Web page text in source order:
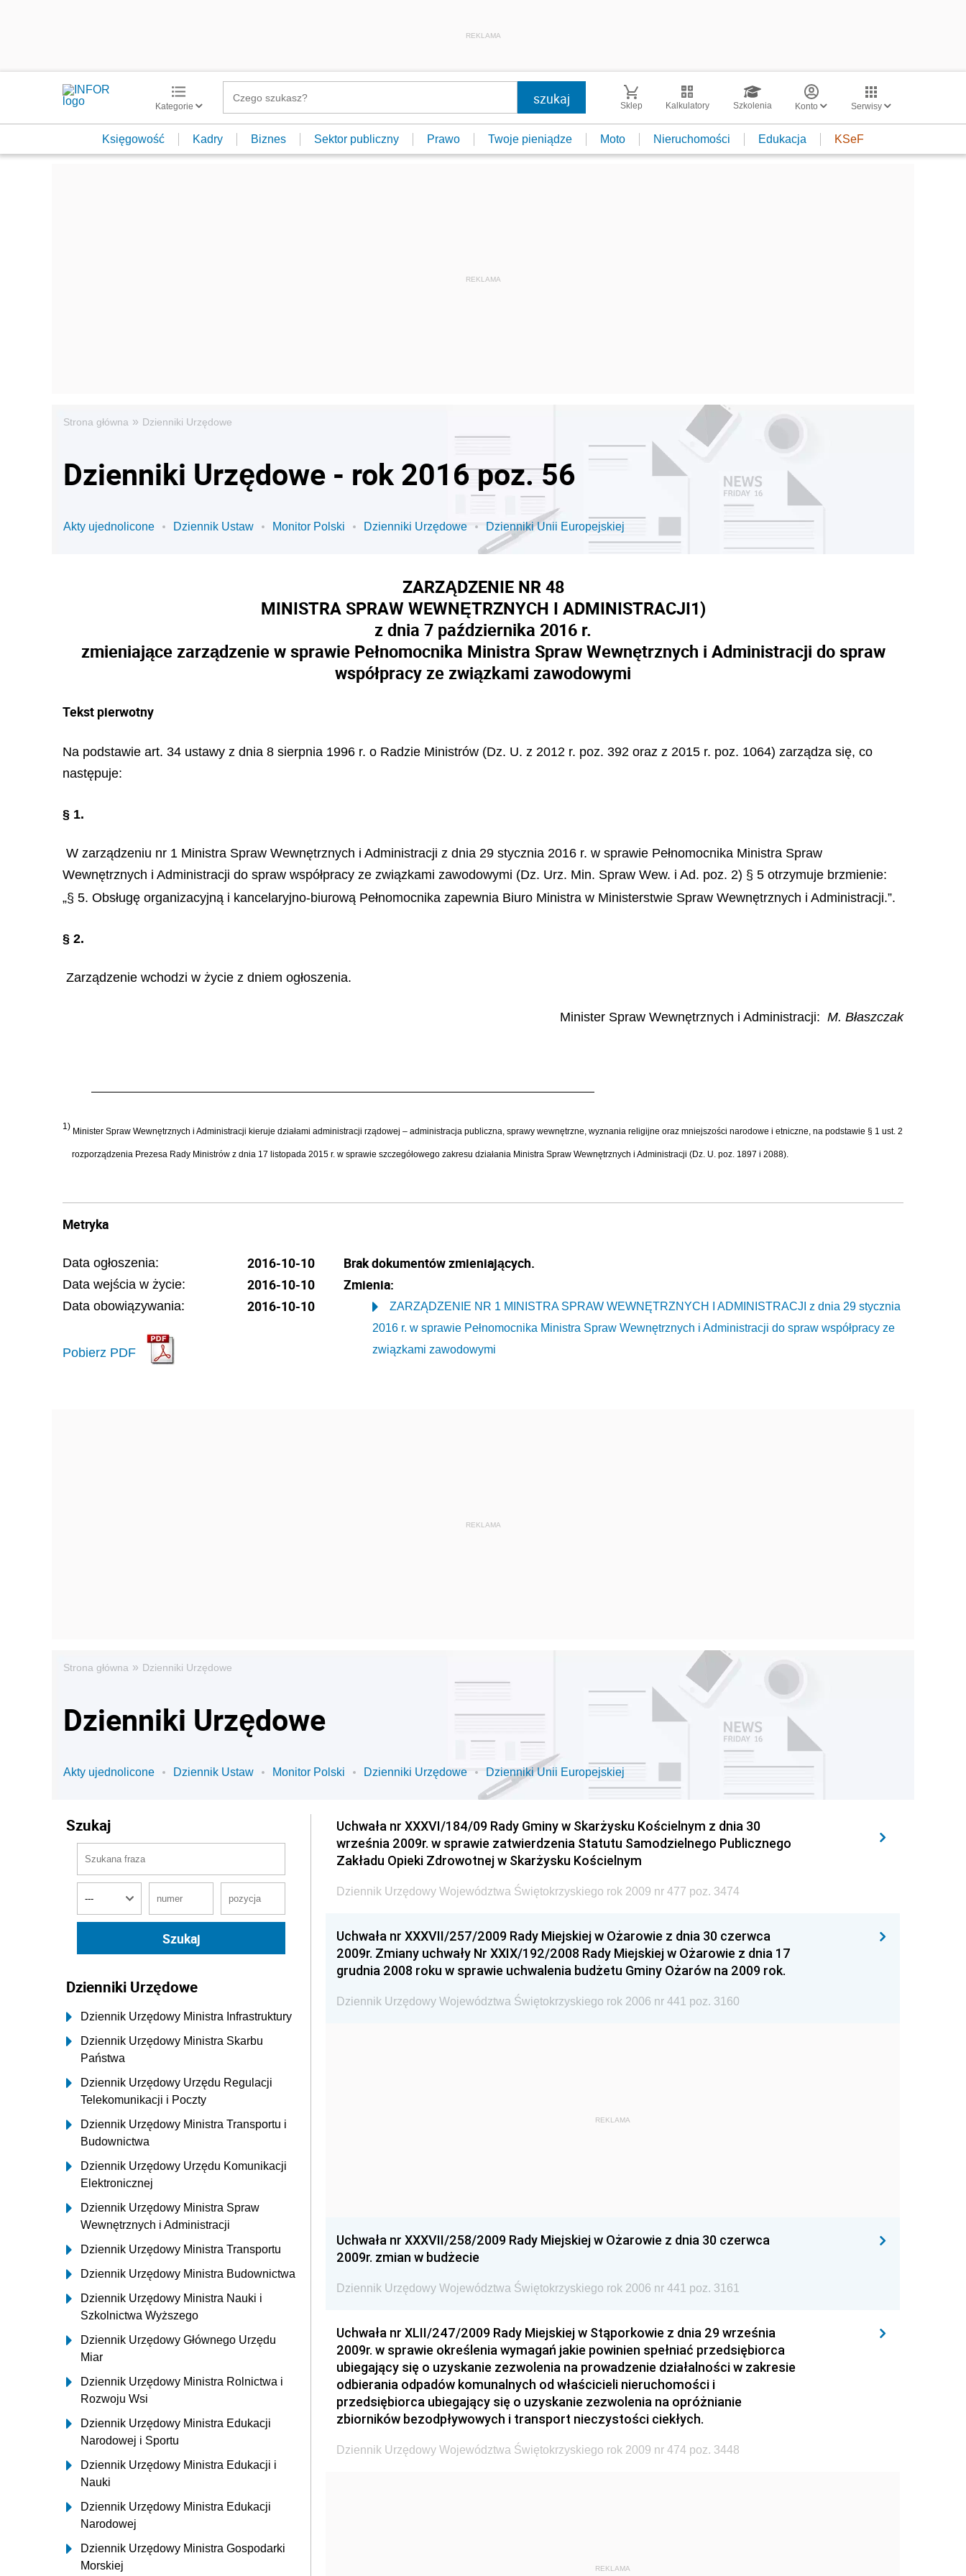
REKLAMA
Kategorie Sklep Kalkulatory Szkolenia Konto Serwisy
Księgowość Kadry Biznes Sektor publiczny Prawo Twoje pieniądze Moto Nieruchomości Edukacja KSeF
Strona główna » Dzienniki Urzędowe
Dzienniki Urzędowe - rok 2016 poz. 56
Akty ujednolicone Dziennik Ustaw Monitor Polski Dzienniki Urzędowe Dzienniki Unii Europejskiej
ZARZĄDZENIE NR 48
MINISTRA SPRAW WEWNĘTRZNYCH I ADMINISTRACJI1)
z dnia 7 października 2016 r.
zmieniające zarządzenie w sprawie Pełnomocnika Ministra Spraw Wewnętrznych i Administracji do spraw
współpracy ze związkami zawodowymi
Tekst pierwotny
Na podstawie art. 34 ustawy z dnia 8 sierpnia 1996 r. o Radzie Ministrów (Dz. U. z 2012 r. poz. 392 oraz z 2015 r. poz. 1064) zarządza się, co
następuje:
§ 1.
W zarządzeniu nr 1 Ministra Spraw Wewnętrznych i Administracji z dnia 29 stycznia 2016 r. w sprawie Pełnomocnika Ministra Spraw
Wewnętrznych i Administracji do spraw współpracy ze związkami zawodowymi (Dz. Urz. Min. Spraw Wew. i Ad. poz. 2) § 5 otrzymuje brzmienie:
„§ 5. Obsługę organizacyjną i kancelaryjno-biurową Pełnomocnika zapewnia Biuro Ministra w Ministerstwie Spraw Wewnętrznych i Administracji.”.
§ 2.
Zarządzenie wchodzi w życie z dniem ogłoszenia.
Minister Spraw Wewnętrznych i Administracji: M. Błaszczak
1) Minister Spraw Wewnętrznych i Administracji kieruje działami administracji rządowej – administracja publiczna, sprawy wewnętrzne, wyznania religijne oraz mniejszości narodowe i etniczne, na podstawie § 1 ust. 2
rozporządzenia Prezesa Rady Ministrów z dnia 17 listopada 2015 r. w sprawie szczegółowego zakresu działania Ministra Spraw Wewnętrznych i Administracji (Dz. U. poz. 1897 i 2088).
Metryka
Data ogłoszenia: 2016-10-10
Data wejścia w życie: 2016-10-10
Data obowiązywania: 2016-10-10
Pobierz PDF
Brak dokumentów zmieniających.
Zmienia:
ZARZĄDZENIE NR 1 MINISTRA SPRAW WEWNĘTRZNYCH I ADMINISTRACJI z dnia 29 stycznia
2016 r. w sprawie Pełnomocnika Ministra Spraw Wewnętrznych i Administracji do spraw współpracy ze
związkami zawodowymi
Strona główna » Dzienniki Urzędowe
Dzienniki Urzędowe
Akty ujednolicone Dziennik Ustaw Monitor Polski Dzienniki Urzędowe Dzienniki Unii Europejskiej
Szukaj
Dzienniki Urzędowe
Dziennik Urzędowy Ministra Infrastruktury
Dziennik Urzędowy Ministra Skarbu
Państwa
Dziennik Urzędowy Urzędu Regulacji
Telekomunikacji i Poczty
Dziennik Urzędowy Ministra Transportu i
Budownictwa
Dziennik Urzędowy Urzędu Komunikacji
Elektronicznej
Dziennik Urzędowy Ministra Spraw
Wewnętrznych i Administracji
Dziennik Urzędowy Ministra Transportu
Dziennik Urzędowy Ministra Budownictwa
Dziennik Urzędowy Ministra Nauki i
Szkolnictwa Wyższego
Dziennik Urzędowy Głównego Urzędu
Miar
Dziennik Urzędowy Ministra Rolnictwa i
Rozwoju Wsi
Dziennik Urzędowy Ministra Edukacji
Narodowej i Sportu
Dziennik Urzędowy Ministra Edukacji i
Nauki
Dziennik Urzędowy Ministra Edukacji
Narodowej
Dziennik Urzędowy Ministra Gospodarki
Morskiej
Uchwała nr XXXVI/184/09 Rady Gminy w Skarżysku Kościelnym z dnia 30
września 2009r. w sprawie zatwierdzenia Statutu Samodzielnego Publicznego
Zakładu Opieki Zdrowotnej w Skarżysku Kościelnym
Dziennik Urzędowy Województwa Świętokrzyskiego rok 2009 nr 477 poz. 3474
Uchwała nr XXXVII/257/2009 Rady Miejskiej w Ożarowie z dnia 30 czerwca
2009r. Zmiany uchwały Nr XXIX/192/2008 Rady Miejskiej w Ożarowie z dnia 17
grudnia 2008 roku w sprawie uchwalenia budżetu Gminy Ożarów na 2009 rok.
Dziennik Urzędowy Województwa Świętokrzyskiego rok 2006 nr 441 poz. 3160
REKLAMA
Uchwała nr XXXVII/258/2009 Rady Miejskiej w Ożarowie z dnia 30 czerwca
2009r. zmian w budżecie
Dziennik Urzędowy Województwa Świętokrzyskiego rok 2006 nr 441 poz. 3161
Uchwała nr XLII/247/2009 Rady Miejskiej w Stąporkowie z dnia 29 września
2009r. w sprawie określenia wymagań jakie powinien spełniać przedsiębiorca
ubiegający się o uzyskanie zezwolenia na prowadzenie działalności w zakresie
odbierania odpadów komunalnych od właścicieli nieruchomości i
przedsiębiorca ubiegający się o uzyskanie zezwolenia na opróżnianie
zbiorników bezodpływowych i transport nieczystości ciekłych.
Dziennik Urzędowy Województwa Świętokrzyskiego rok 2009 nr 474 poz. 3448
REKLAMA